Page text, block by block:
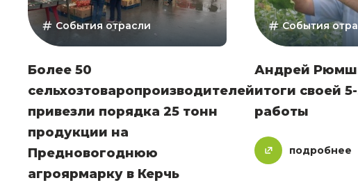
События отрасли
Более 50
сельхозтоваропроизводителей
привезли порядка 25 тонн
продукции на
Предновогоднюю
агроярмарку в Керчь
События
Андрей
итоги своей
работы
подробнее